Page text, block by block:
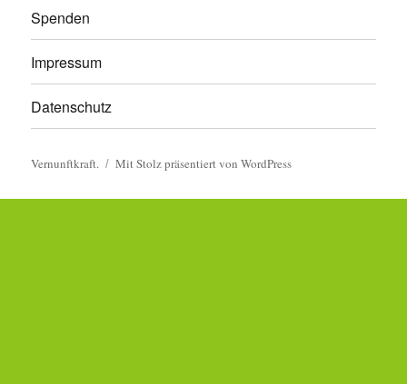
Spenden
Impressum
Datenschutz
Vernunftkraft. Mit Stolz präsentiert von WordPress